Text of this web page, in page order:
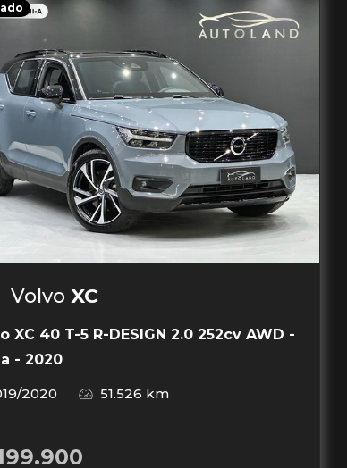
Volvo XC
XC 40 T-5 R-DESIGN 2.0 252cv AWD -
- 2020
2020
51.526 km